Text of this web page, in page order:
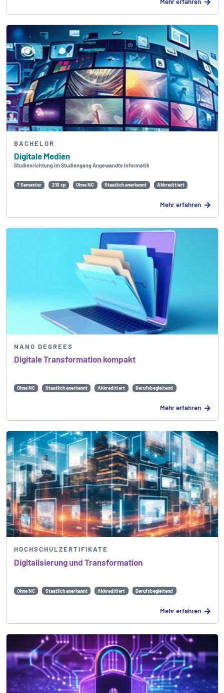
Digitale Medien
Studienrichtung im Studiengang Angewandte Informatik
BACHELOR
7 Semester 210 cp Ohne NC Staatlich anerkannt Akkreditiert
Mehr erfahren
Digitale Transformation kompakt
NANO DEGREES
Ohne NC Staatlich anerkannt Akkreditiert Berufsbegleitend
Mehr erfahren
Digitalisierung und Transformation
HOCHSCHULZERTIFIKATE
Ohne NC Staatlich anerkannt Akkreditiert Berufsbegleitend
Mehr erfahren